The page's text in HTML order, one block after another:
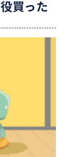
買った